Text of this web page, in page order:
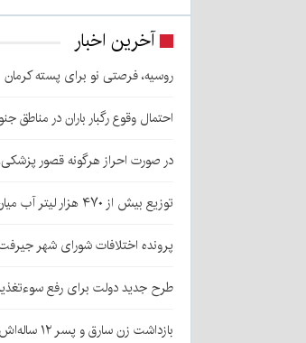
آخرین اخبار
روسیه، فرصتی نو برای پسته کرمان
احتمال وقوع رگبار باران در مناطق
در صورت احراز هرگونه قصور
توزیع بیش از ۴۷۰ هزار لیتر آب میان عزاداران جامانده اربعین در کرمان
پرونده اختلافات شورای شهر
طرح جدید دولت برای رفع
بازداشت زن سارق و پسر ۱۲ ساله‌اش در کرمان